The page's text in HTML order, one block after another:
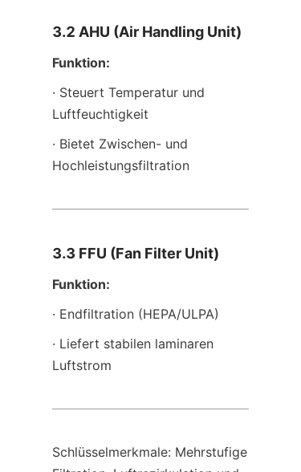
3.2 AHU (Air Handling Unit)
Funktion:
· Steuert Temperatur und
Luftfeuchtigkeit
· Bietet Zwischen- und
Hochleistungsfiltration
3.3 FFU (Fan Filter Unit)
Funktion:
· Endfiltration (HEPA/ULPA)
· Liefert stabilen laminaren
Luftstrom
Schlüsselmerkmale: Mehrstufige